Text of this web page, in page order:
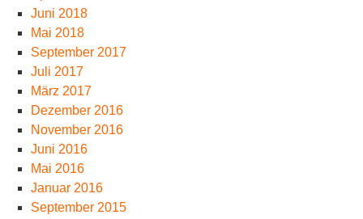
Juni 2018
Mai 2018
September 2017
Juli 2017
März 2017
Dezember 2016
November 2016
Juni 2016
Mai 2016
Januar 2016
September 2015